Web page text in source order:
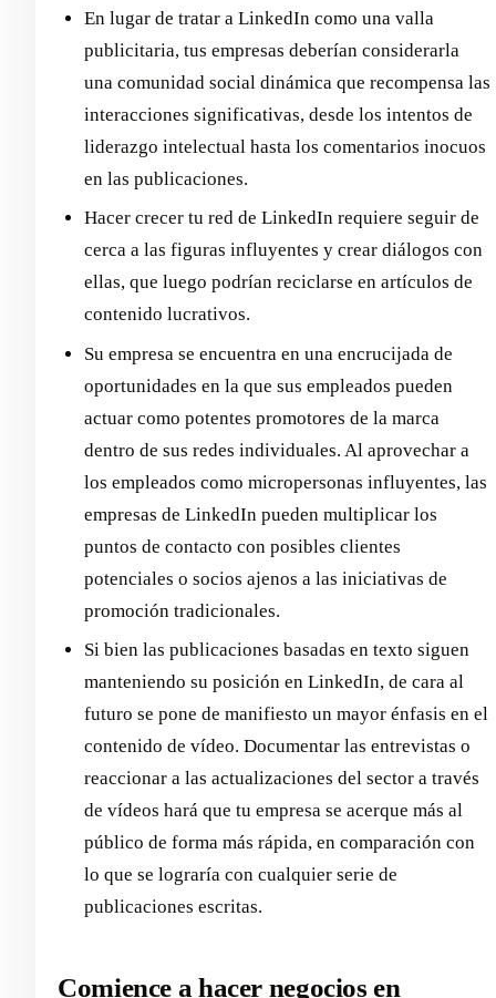
En lugar de tratar a LinkedIn como una valla
publicitaria, tus empresas deberían considerarla
una comunidad social dinámica que recompensa las
interacciones significativas, desde los intentos de
liderazgo intelectual hasta los comentarios inocuos
en las publicaciones.
Hacer crecer tu red de LinkedIn requiere seguir de
cerca a las figuras influyentes y crear diálogos con
ellas, que luego podrían reciclarse en artículos de
contenido lucrativos.
Su empresa se encuentra en una encrucijada de
oportunidades en la que sus empleados pueden
actuar como potentes promotores de la marca
dentro de sus redes individuales. Al aprovechar a
los empleados como micropersonas influyentes, las
empresas de LinkedIn pueden multiplicar los
puntos de contacto con posibles clientes
potenciales o socios ajenos a las iniciativas de
promoción tradicionales.
Si bien las publicaciones basadas en texto siguen
manteniendo su posición en LinkedIn, de cara al
futuro se pone de manifiesto un mayor énfasis en el
contenido de vídeo. Documentar las entrevistas o
reaccionar a las actualizaciones del sector a través
de vídeos hará que tu empresa se acerque más al
público de forma más rápida, en comparación con
lo que se lograría con cualquier serie de
publicaciones escritas.
Comience a hacer negocios en